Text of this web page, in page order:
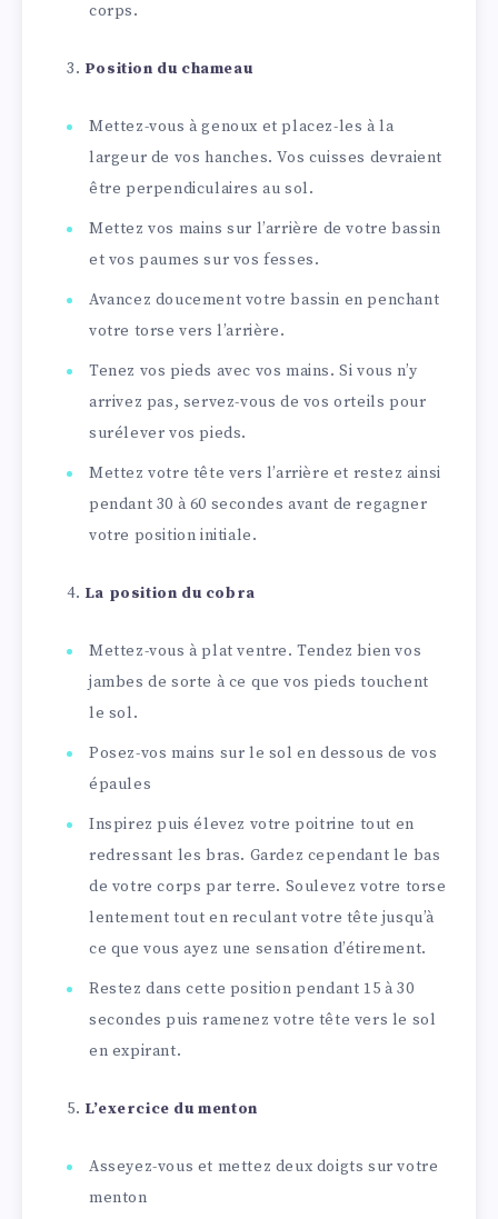
corps.
Position du chameau
Mettez-vous à genoux et placez-les à la
largeur de vos hanches. Vos cuisses devraient
être perpendiculaires au sol.
Mettez vos mains sur l’arrière de votre bassin
et vos paumes sur vos fesses.
Avancez doucement votre bassin en penchant
votre torse vers l’arrière.
Tenez vos pieds avec vos mains. Si vous n’y
arrivez pas, servez-vous de vos orteils pour
surélever vos pieds.
Mettez votre tête vers l’arrière et restez ainsi
pendant 30 à 60 secondes avant de regagner
votre position initiale.
La position du cobra
Mettez-vous à plat ventre. Tendez bien vos
jambes de sorte à ce que vos pieds touchent
le sol.
Posez-vos mains sur le sol en dessous de vos
épaules
Inspirez puis élevez votre poitrine tout en
redressant les bras. Gardez cependant le bas
de votre corps par terre. Soulevez votre torse
lentement tout en reculant votre tête jusqu’à
ce que vous ayez une sensation d’étirement.
Restez dans cette position pendant 15 à 30
secondes puis ramenez votre tête vers le sol
en expirant.
L’exercice du menton
Asseyez-vous et mettez deux doigts sur votre
menton